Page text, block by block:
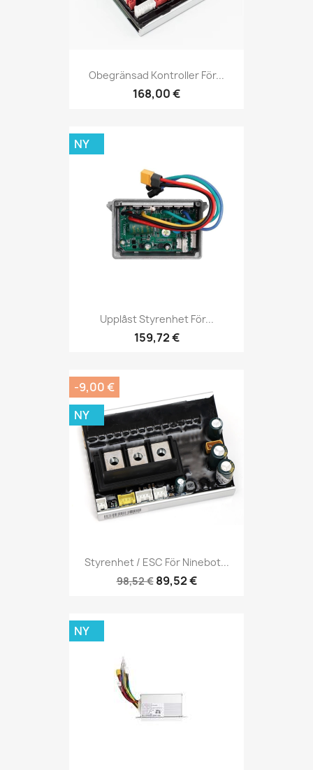
Obegränsad Kontroller För...
168,00 €
Upplåst Styrenhet För...
159,72 €
NY
Styrenhet / ESC För Ninebot...
98,52 € 89,52 €
-9,00 €
NY
NY